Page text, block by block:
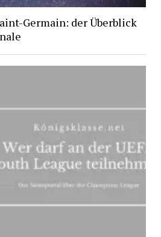
Germain: der Überblick